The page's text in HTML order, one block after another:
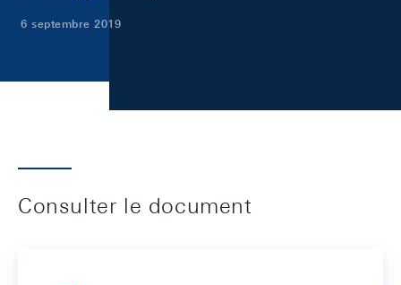
6 septembre 2019
Consulter le document